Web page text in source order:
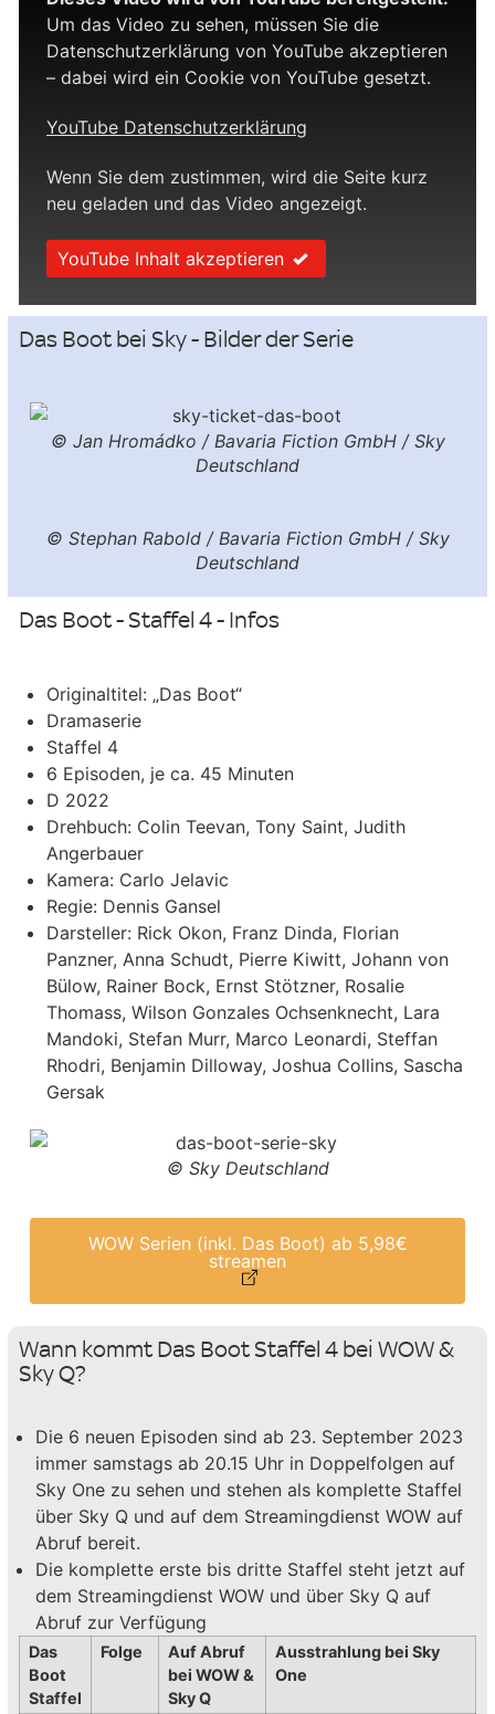
Um das Video zu sehen, müssen Sie die
Datenschutzerklärung von YouTube akzeptieren
– dabei wird ein Cookie von YouTube gesetzt.
YouTube Datenschutzerklärung
Wenn Sie dem zustimmen, wird die Seite kurz
neu geladen und das Video angezeigt.
YouTube Inhalt akzeptieren
Das Boot bei Sky - Bilder der Serie
© Jan Hromádko / Bavaria Fiction GmbH / Sky
Deutschland
© Stephan Rabold / Bavaria Fiction GmbH / Sky
Deutschland
Das Boot - Staffel 4 - Infos
Originaltitel: „Das Boot“
Dramaserie
Staffel 4
6 Episoden, je ca. 45 Minuten
D 2022
Drehbuch: Colin Teevan, Tony Saint, Judith
Angerbauer
Kamera: Carlo Jelavic
Regie: Dennis Gansel
Darsteller: Rick Okon, Franz Dinda, Florian
Panzner, Anna Schudt, Pierre Kiwitt, Johann von
Bülow, Rainer Bock, Ernst Stötzner, Rosalie
Thomass, Wilson Gonzales Ochsenknecht, Lara
Mandoki, Stefan Murr, Marco Leonardi, Steffan
Rhodri, Benjamin Dilloway, Joshua Collins, Sascha
Gersak
© Sky Deutschland
WOW Serien (inkl. Das Boot) ab 5,98€
streamen
Wann kommt Das Boot Staffel 4 bei WOW &
Sky Q?
Die 6 neuen Episoden sind ab 23. September 2023
immer samstags ab 20.15 Uhr in Doppelfolgen auf
Sky One zu sehen und stehen als komplette Staffel
über Sky Q und auf dem Streamingdienst WOW auf
Abruf bereit.
Die komplette erste bis dritte Staffel steht jetzt auf
dem Streamingdienst WOW und über Sky Q auf
Abruf zur Verfügung
Das
Boot
Staffel
Folge
Auf Abruf
bei WOW &
Sky Q
Ausstrahlung bei Sky
One